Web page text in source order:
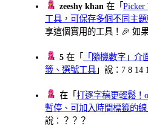
zeeshy khan 在「Picker
工具，可保存多個不同主題
享這個實用的工具！🎉 如
5 在「
「隨機數字」
籤、選號工具 」說：7 8 14
在「打逐字稿更輕鬆！
暫停、可加入時間標籤的
說：？？？